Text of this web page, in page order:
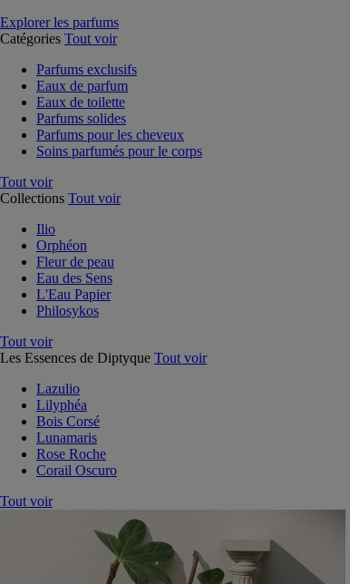
Explorer les parfums
Catégories Tout voir
Parfums exclusifs
Eaux de parfum
Eaux de toilette
Parfums solides
Parfums pour les cheveux
Soins parfumés pour le corps
Tout voir
Collections Tout voir
Ilio
Orphéon
Fleur de peau
Eau des Sens
L'Eau Papier
Philosykos
Tout voir
Les Essences de Diptyque Tout voir
Lazulio
Lilyphéa
Bois Corsé
Lunamaris
Rose Roche
Corail Oscuro
Tout voir